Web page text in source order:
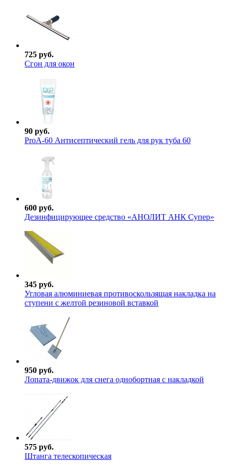
725 руб.
Сгон для окон
90 руб.
ProА-60 Антисептический гель для рук туба 60
600 руб.
Дезинфицирующее средство «АНОЛИТ АНК Супер»
345 руб.
Угловая алюминиевая противоскользящая накладка на
ступени с желтой резиновой вставкой
950 руб.
Лопата-движок для снега однобортная с накладкой
575 руб.
Штанга телескопическая